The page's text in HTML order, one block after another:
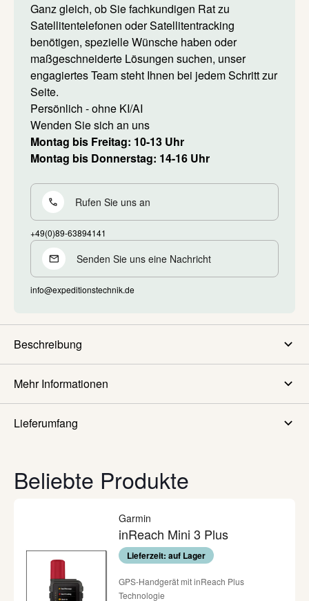
Beschreibung
Mehr Informationen
Lieferumfang
Ganz gleich, ob Sie fachkundigen Rat zu
Satellitentelefonen oder Satellitentracking
benötigen, spezielle Wünsche haben oder
maßgeschneiderte Lösungen suchen, unser
engagiertes Team steht Ihnen bei jedem Schritt zur
Seite.
Persönlich - ohne KI/AI
Wenden Sie sich an uns
Montag bis Freitag: 10-13 Uhr
Montag bis Donnerstag: 14-16 Uhr
Rufen Sie uns an
+49(0)89-63894141
Senden Sie uns eine Nachricht
info@expeditionstechnik.de
Beliebte Produkte
Garmin
inReach Mini 3 Plus
Lieferzeit: auf Lager
GPS-Handgerät mit inReach Plus
Technologie